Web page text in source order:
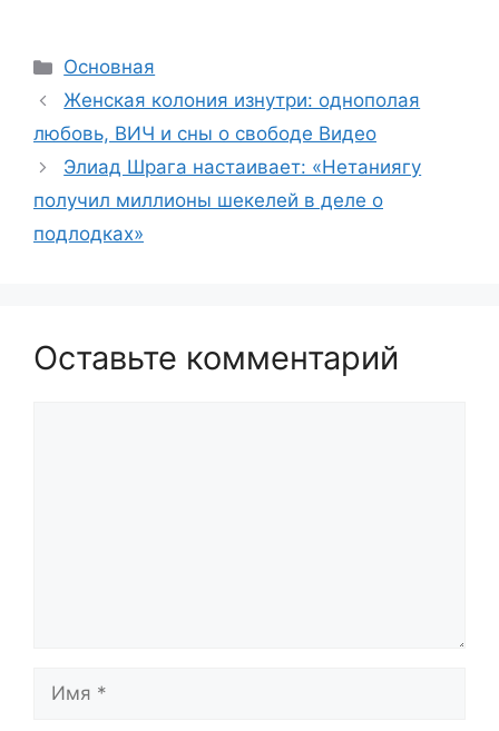
Рубрики
Основная
Женская колония изнутри: однополая
любовь, ВИЧ и сны о свободе Видео
Элиад Шрага настаивает: «Нетаниягу
получил миллионы шекелей в деле о
подлодках»
Оставьте комментарий
Имя